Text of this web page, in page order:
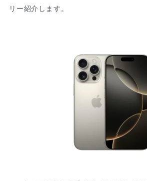
リー紹介します。